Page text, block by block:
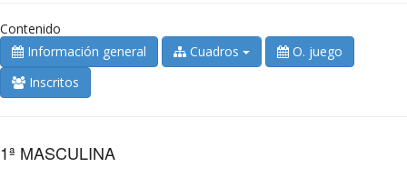
Contenido
Información general
Cuadros
O. juego
Inscritos
1ª MASCULINA